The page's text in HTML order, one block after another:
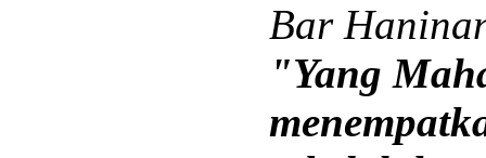
Bar
"Yang